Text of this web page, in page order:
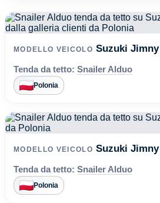
MODELLO VEICOLO Suzuki Jimny
Tenda da tetto: Snailer Alduo
Polonia
MODELLO VEICOLO Suzuki Jimny
Tenda da tetto: Snailer Alduo
Polonia